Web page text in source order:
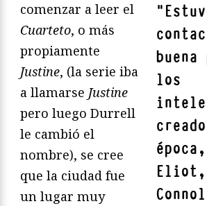
"
los
comenzar a leer el
Cuarteto, o más
propiamente
Justine, (la serie iba
a llamarse Justine
pero luego Durrell
le cambió el
nombre), se cree
que la ciudad fue
un lugar muy